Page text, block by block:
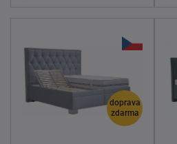
doprava
zdarma